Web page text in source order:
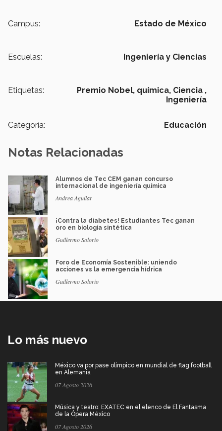
Campus: Estado de México
Escuelas: Ingeniería y Ciencias
Etiquetas: Premio Nobel, química, Ciencia ,
Ingeniería
Categoría: Educación
Notas Relacionadas
Alumnos de Tec CEM ganan concurso
internacional de ingeniería química
Andrea Aguilar
¡Contra la diabetes! Estudiantes Tec ganan
oro en biología sintética
Guillermo Solorio
Foro de Economía Sostenible: uniendo
acciones vs la emergencia hídrica
Guillermo Solorio
Lo más nuevo
México va por pase olímpico en mundial de flag football
en Alemania
07 Agosto 2026
Música y teatro: EXATEC en el elenco de El Fantasma
de la Ópera México
07 Agosto 2026